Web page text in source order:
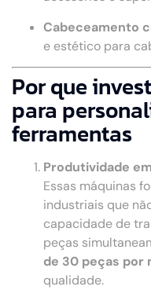
Cabeceamento
e estético para
Por que
para
ferramentas
Produtividade
Essas máquinas
industriais que
capacidade de
peças
de 30 peças por
qualidade.